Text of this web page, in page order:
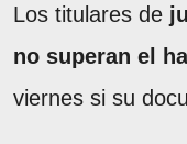
Los titulares de
no superan el
viernes si su